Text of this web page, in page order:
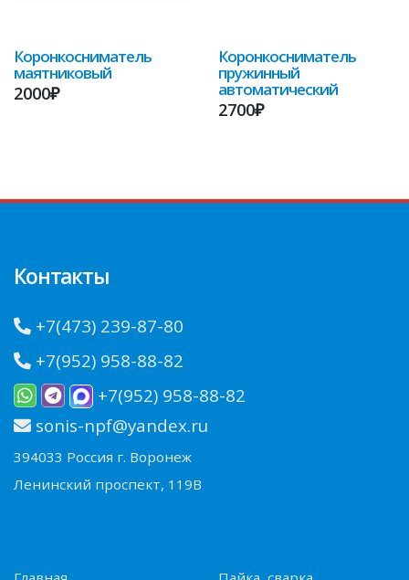
Коронкосниматель
маятниковый
2000₽
Коронкосниматель
пружинный
автоматический
2700₽
Контакты
+7(473) 239-87-80
+7(952) 958-88-82
+7(952) 958-88-82
sonis-npf@yandex.ru
394033 Россия г. Воронеж
Ленинский проспект, 119В